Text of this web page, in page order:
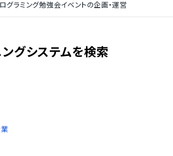
グラミング勉強会イベントの企画・運営
グシステムを検索